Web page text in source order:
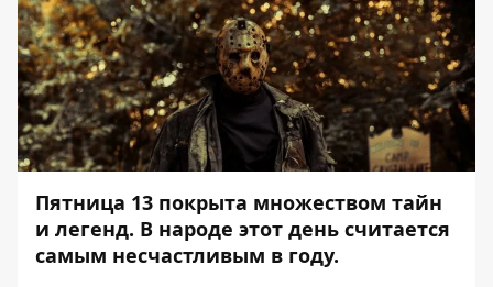
Пятница 13 покрыта множеством тайн
и легенд. В народе этот день считается
самым несчастливым в году.